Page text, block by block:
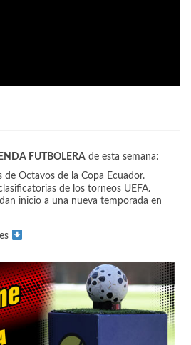
FUTBOLERAde esta semana:
de Octavos de la Copa Ecuador.
de los torneos UEFA.
inicio a una nueva temporada en